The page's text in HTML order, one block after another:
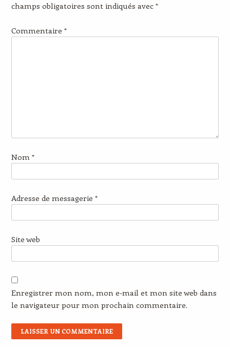
champs obligatoires sont indiqués avec *
Commentaire *
Nom *
Adresse de messagerie *
Site web
Enregistrer mon nom, mon e-mail et mon site web dans
le navigateur pour mon prochain commentaire.